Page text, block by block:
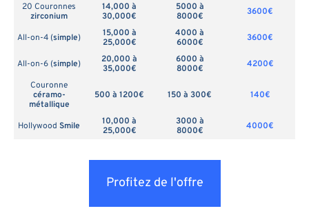
20 Couronnes
zirconium
14,000 à
30,000€
5000 à
8000€
3600€
All-on-4 (simple)
15,000 à
25,000€
4000 à
6000€
3600€
All-on-6 (simple)
20,000 à
35,000€
6000 à
8000€
4200€
Couronne
céramo-
métallique
500 à 1200€ 150 à 300€ 140€
Hollywood Smile
10,000 à
25,000€
3000 à
8000€
4000€
Profitez de l'offre